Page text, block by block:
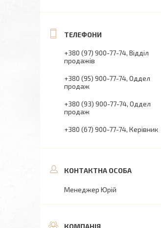
+380 (97) 900-77-74 Відділ
продажів
+380 (95) 900-77-74 Оддел
продаж
+380 (93) 900-77-74 Оддел
продаж
+380 (67) 900-77-74 Керівник
Менеджер Юрій